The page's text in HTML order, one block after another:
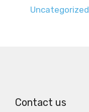
Uncategorized
Contact us